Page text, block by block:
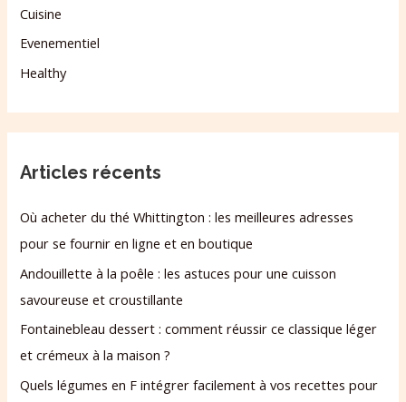
Cuisine
Evenementiel
Healthy
Articles récents
Où acheter du thé Whittington : les meilleures adresses
pour se fournir en ligne et en boutique
Andouillette à la poêle : les astuces pour une cuisson
savoureuse et croustillante
Fontainebleau dessert : comment réussir ce classique léger
et crémeux à la maison ?
Quels légumes en F intégrer facilement à vos recettes pour